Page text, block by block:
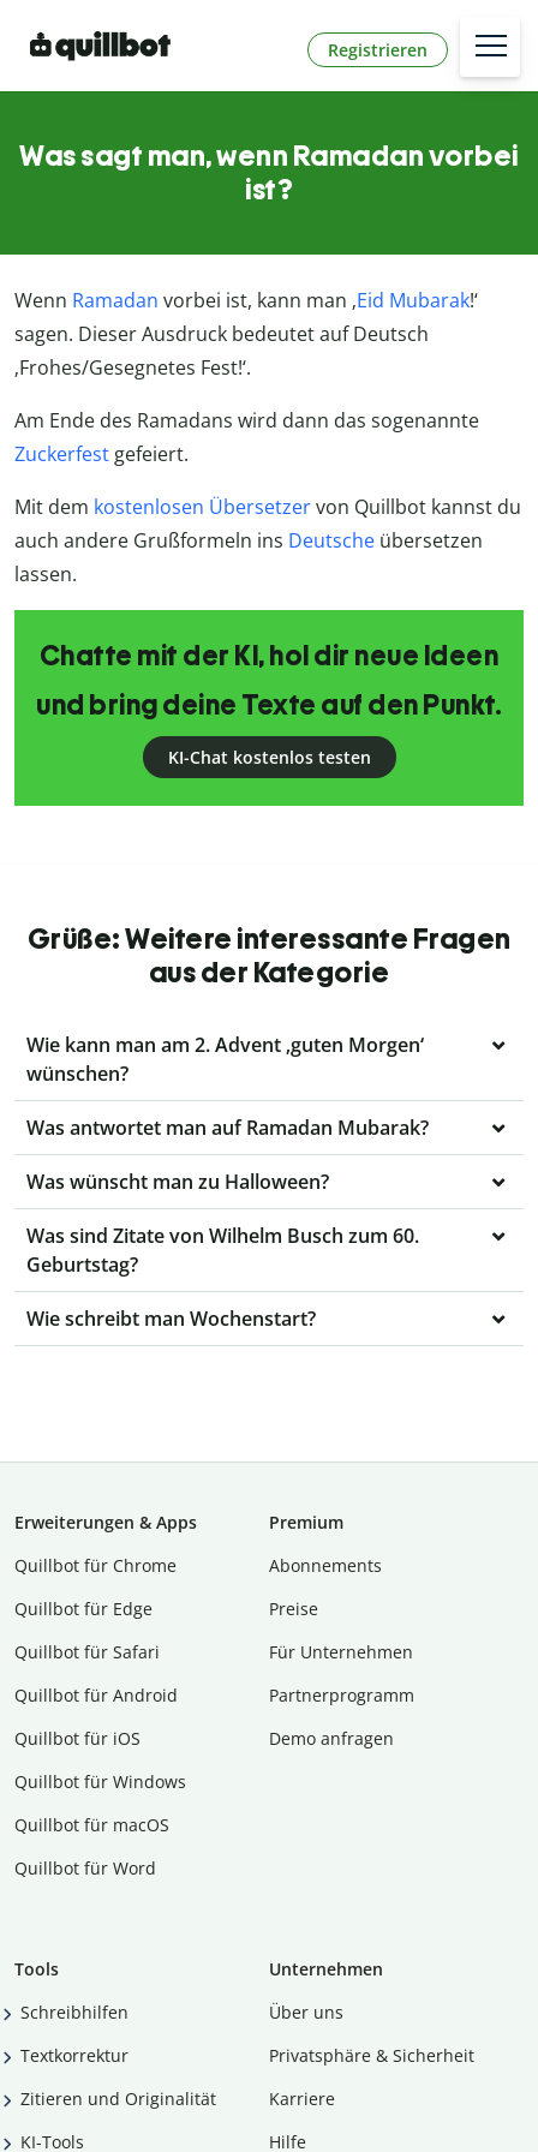
Registrieren
Was sagt man, wenn Ramadan vorbei
ist?
Wenn Ramadan vorbei ist, kann man ‚Eid Mubarak!‘
sagen. Dieser Ausdruck bedeutet auf Deutsch
‚Frohes/Gesegnetes Fest!‘.
Am Ende des Ramadans wird dann das sogenannte
Zuckerfest gefeiert.
Mit dem kostenlosen Übersetzervon Quillbot kannst du
auch andere Grußformeln ins Deutsche übersetzen
lassen.
Chatte mit der KI, hol dir neue Ideen
und bring deine Texte auf den Punkt.
KI-Chat kostenlos testen
Grüße: Weitere interessante Fragen
aus der Kategorie
Wie kann man am 2. Advent ‚guten Morgen‘
wünschen?
Was antwortet man auf Ramadan Mubarak?
Was wünscht man zu Halloween?
Was sind Zitate von Wilhelm Busch zum 60.
Geburtstag?
Wie schreibt man Wochenstart?
Erweiterungen & Apps
Quillbot für Chrome
Quillbot für Edge
Quillbot für Safari
Quillbot für Android
Quillbot für iOS
Quillbot für Windows
Quillbot für macOS
Quillbot für Word
Premium
Abon­ne­ments
Preise
Für Unternehmen
Partnerprogramm
Demo anfragen
Tools
Schreibhilfen
Textkorrektur
Zitieren und Originalität
KI-Tools
Unternehmen
Über uns
Privatsphäre & Sicherheit
Karriere
Hilfe